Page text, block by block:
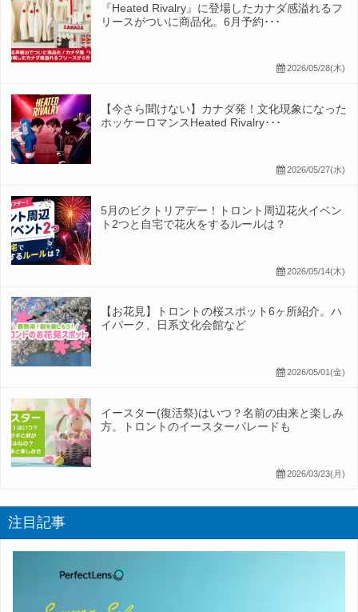
『Heated Rivalry』に登場したカナダ感溢れるフ
リースがついに商品化。6月予約･･･
2026/05/28(木)
【今さら聞けない】カナダ発！文化現象になった
ホッケーロマンスHeated Rivalry･･･
2026/05/27(水)
5月のビクトリアデー！トロント周辺花火イベン
ト2つと自宅で花火をするルールは？
2026/05/14(木)
【お花見】トロントの桜スポット6ヶ所紹介。ハ
イパーク、日系文化会館など
2026/05/01(金)
イースター(復活祭)はいつ？名前の由来と楽しみ
方。トロントのイースターパレードも
2026/03/23(月)
注目記事